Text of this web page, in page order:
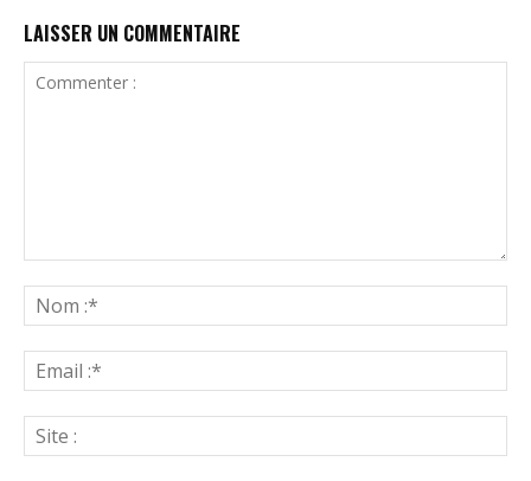
LAISSER UN COMMENTAIRE
:*
:*
: